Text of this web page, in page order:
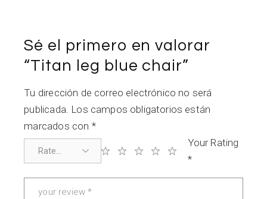
Sé el primero en valorar
“Titan leg blue chair”
Tu dirección de correo electrónico no será
publicada. Los campos obligatorios están
marcados con *
Your Rating
*